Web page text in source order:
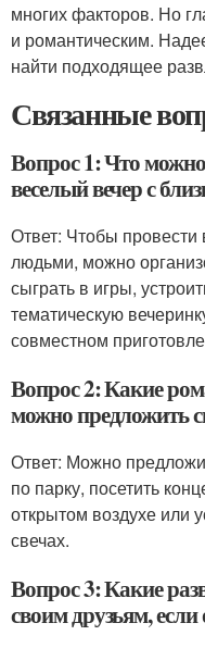
многих факторов. Но
и романтическим.
найти подходящее
Связанные
Вопрос 1: Что
веселый вечер с
Ответ: Чтобы провести
людьми, можно
сыграть в игры,
тематическую
совместном
Вопрос 2: Какие
можно предложить
Ответ: Можно
по парку, посетить
открытом воздухе или
свечах.
Вопрос 3: Какие
своим друзьям,